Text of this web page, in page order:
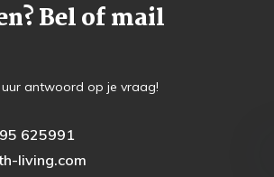
Bel of mail
uur antwoord op je vraag!
625991
living.com